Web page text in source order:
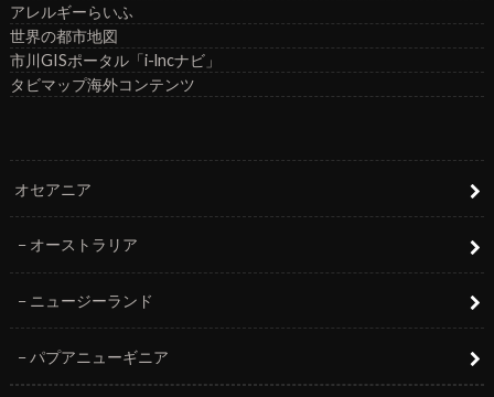
アレルギーらいふ
世界の都市地図
市川GISポータル「i-lncナビ」
タビマップ海外コンテンツ
オセアニア
オーストラリア
ニュージーランド
パプアニューギニア